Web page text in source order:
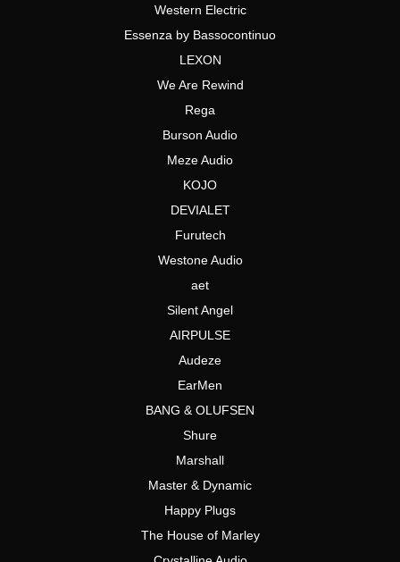
Western Electric
Essenza by Bassocontinuo
LEXON
We Are Rewind
Rega
Burson Audio
Meze Audio
KOJO
DEVIALET
Furutech
Westone Audio
aet
Silent Angel
AIRPULSE
Audeze
EarMen
BANG & OLUFSEN
Shure
Marshall
Master & Dynamic
Happy Plugs
The House of Marley